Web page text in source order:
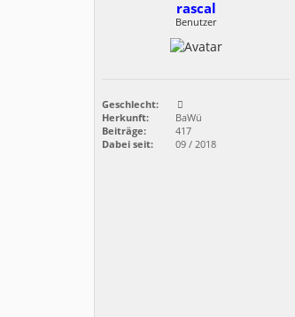
rascal
Benutzer
Geschlecht:
Herkunft:
BaWü
Beiträge:
417
Dabei seit:
09 / 2018